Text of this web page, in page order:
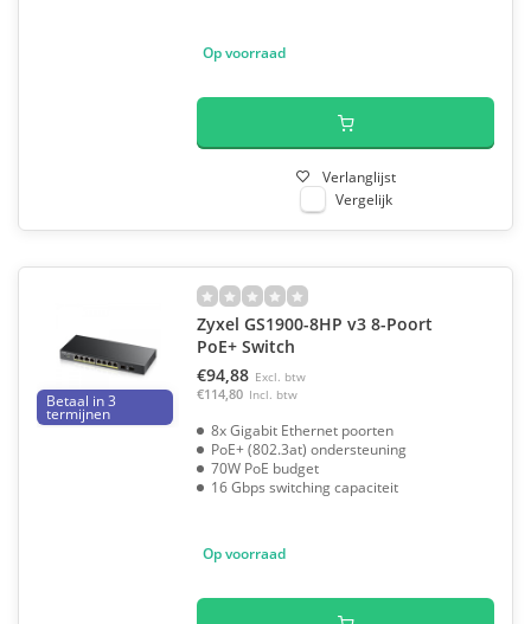
Op voorraad
Verlanglijst
Vergelijk
Betaal in 3
termijnen
Zyxel GS1900-8HP v3 8-Poort
PoE+ Switch
€94,88 Excl. btw
€114,80 Incl. btw
8x Gigabit Ethernet poorten
PoE+ (802.3at) ondersteuning
70W PoE budget
16 Gbps switching capaciteit
Op voorraad